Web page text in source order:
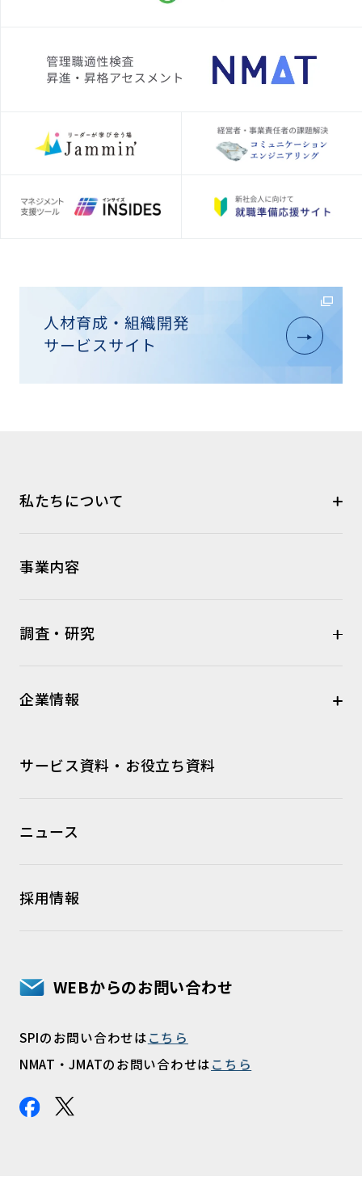
人材育成・組織開発
サービスサイト
私たちについて
事業内容
調査・研究
企業情報
サービス資料・お役立ち資料
ニュース
採用情報
WEBからのお問い合わせ
SPIのお問い合わせはこちら
NMAT・JMATのお問い合わせはこちら